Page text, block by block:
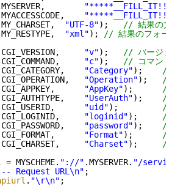
"UTF-8"); // 結果の文
"xml"); // 結果のフォー
"v"); // バージ
"c"); // コマンド
"Category"); //
"Operation"); //
"AppKey"); //
"UserAuth"); //
"uid"); //
"loginid"); //
"password"); //
"Format"); //
"Charset"); //
= MYSCHEME. "://" .MYSERVER. "/
Request URL\n" ;
. "\r\n" ;